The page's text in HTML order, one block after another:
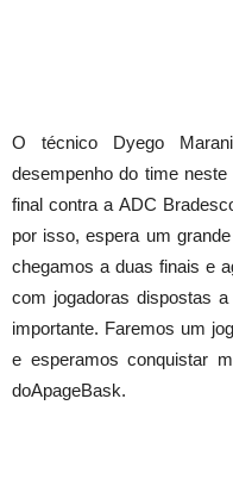
O técnico Dyego
desempenho do time
final contra a ADC
por isso, espera um
chegamos a duas finais e
com jogadoras dispostas
importante. Faremos um
e esperamos conquistar
doApageBask.